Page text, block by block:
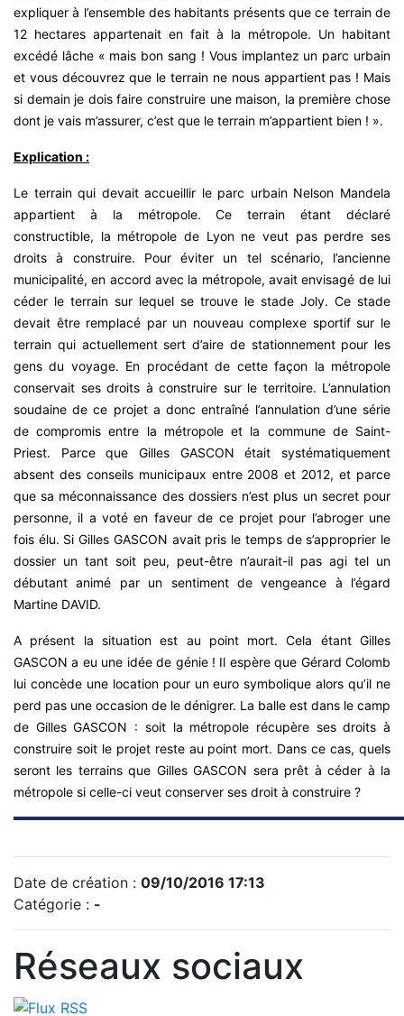
expliquer à l’ensemble des habitants présents que ce terrain de
12 hectares appartenait en fait à la métropole. Un habitant
excédé lâche « mais bon sang ! Vous implantez un parc urbain
et vous découvrez que le terrain ne nous appartient pas ! Mais
si demain je dois faire construire une maison, la première chose
dont je vais m’assurer, c’est que le terrain m’appartient bien ! ».
Explication :
Le terrain qui devait accueillir le parc urbain Nelson Mandela
appartient à la métropole. Ce terrain étant déclaré
constructible, la métropole de Lyon ne veut pas perdre ses
droits à construire. Pour éviter un tel scénario, l’ancienne
municipalité, en accord avec la métropole, avait envisagé de lui
céder le terrain sur lequel se trouve le stade Joly. Ce stade
devait être remplacé par un nouveau complexe sportif sur le
terrain qui actuellement sert d’aire de stationnement pour les
gens du voyage. En procédant de cette façon la métropole
conservait ses droits à construire sur le territoire. L’annulation
soudaine de ce projet a donc entraîné l’annulation d’une série
de compromis entre la métropole et la commune de Saint-
Priest. Parce que Gilles GASCON était systématiquement
absent des conseils municipaux entre 2008 et 2012, et parce
que sa méconnaissance des dossiers n’est plus un secret pour
personne, il a voté en faveur de ce projet pour l’abroger une
fois élu. Si Gilles GASCON avait pris le temps de s’approprier le
dossier un tant soit peu, peut-être n’aurait-il pas agi tel un
débutant animé par un sentiment de vengeance à l’égard
Martine DAVID.
A présent la situation est au point mort. Cela étant Gilles
GASCON a eu une idée de génie ! Il espère que Gérard Colomb
lui concède une location pour un euro symbolique alors qu’il ne
perd pas une occasion de le dénigrer. La balle est dans le camp
de Gilles GASCON : soit la métropole récupère ses droits à
construire soit le projet reste au point mort. Dans ce cas, quels
seront les terrains que Gilles GASCON sera prêt à céder à la
métropole si celle-ci veut conserver ses droit à construire ?
Date de création : 09/10/2016 17:13
Catégorie : -
Réseaux sociaux